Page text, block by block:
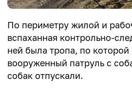
По периметру жилой и
вспаханная контрольно-
ней была тропа, по которой
вооруженный патруль с
собак отпускали.